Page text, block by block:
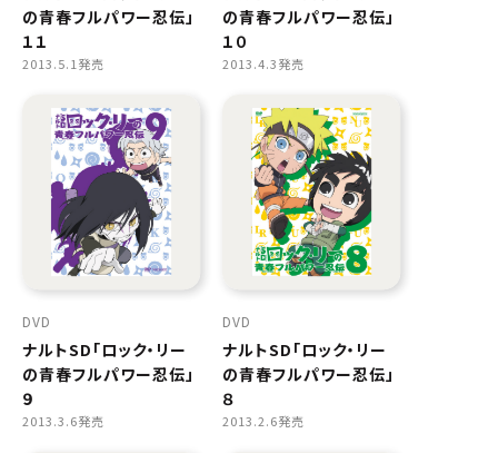
の青春フルパワー忍伝」
１１
2013.5.1発売
の青春フルパワー忍伝」
１０
2013.4.3発売
DVD
ナルトSD「ロック・リー
の青春フルパワー忍伝」
９
2013.3.6発売
DVD
ナルトSD「ロック・リー
の青春フルパワー忍伝」
８
2013.2.6発売